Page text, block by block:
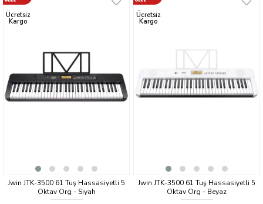
Jwin JTK-3500 61 Tuş Hassasiyetli 5
Oktav Org - Siyah
Ücretsiz
Kargo
Jwin JTK-3500 61 Tuş Hassasiyetli 5
Oktav Org - Beyaz
Ücretsiz
Kargo